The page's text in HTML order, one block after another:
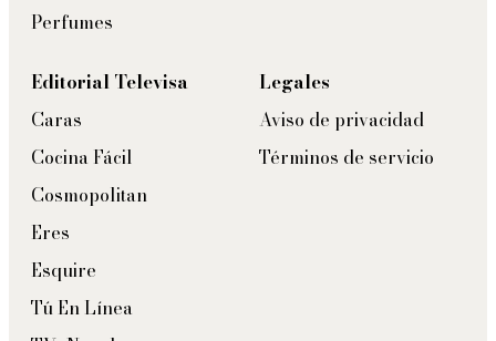
Perfumes
Editorial Televisa
Caras
Cocina Fácil
Cosmopolitan
Eres
Esquire
Tú En Línea
Legales
Aviso de privacidad
Términos de servicio